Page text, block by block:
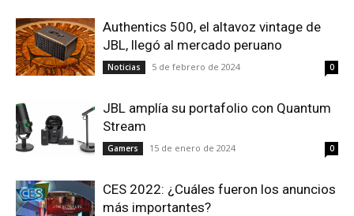
Authentics 500, el altavoz vintage de
JBL, llegó al mercado peruano
Noticias 5 de febrero de 2024 0
JBL amplía su portafolio con Quantum
Stream
Gamers 15 de enero de 2024 0
CES 2022: ¿Cuáles fueron los anuncios
más importantes?